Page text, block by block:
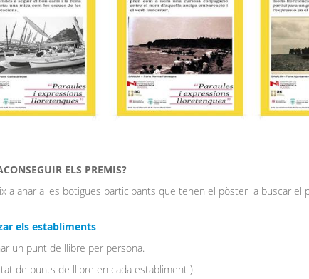
ELS PREMIS?
a anar a les botigues participants que tenen el pòster
els establiments
un punt de llibre per persona.
de punts de llibre en cada establiment ).